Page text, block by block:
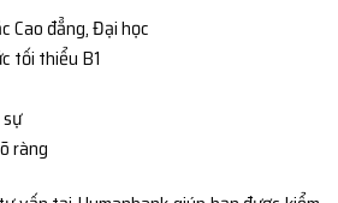
Cao đẳng, Đại học
tối thiểu B1
ràng